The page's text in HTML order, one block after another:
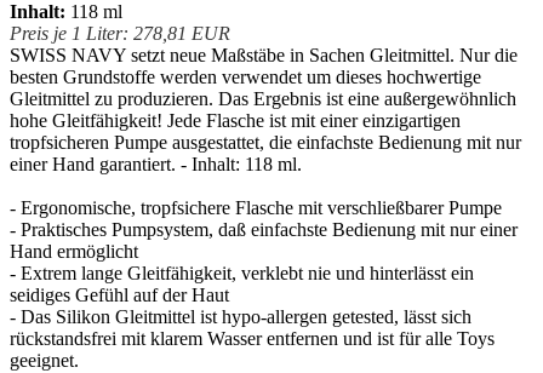
Inhalt: 118 ml
Preis je 1 Liter: 278,81 EUR
SWISS NAVY setzt neue Maßstäbe in Sachen Gleitmittel. Nur die
besten Grundstoffe werden verwendet um dieses hochwertige
Gleitmittel zu produzieren. Das Ergebnis ist eine außergewöhnlich
hohe Gleitfähigkeit! Jede Flasche ist mit einer einzigartigen
tropfsicheren Pumpe ausgestattet, die einfachste Bedienung mit nur
einer Hand garantiert. - Inhalt: 118 ml.
- Ergonomische, tropfsichere Flasche mit verschließbarer Pumpe
- Praktisches Pumpsystem, daß einfachste Bedienung mit nur einer
Hand ermöglicht
- Extrem lange Gleitfähigkeit, verklebt nie und hinterlässt ein
seidiges Gefühl auf der Haut
- Das Silikon Gleitmittel ist hypo-allergen getested, lässt sich
rückstandsfrei mit klarem Wasser entfernen und ist für alle Toys
geeignet.